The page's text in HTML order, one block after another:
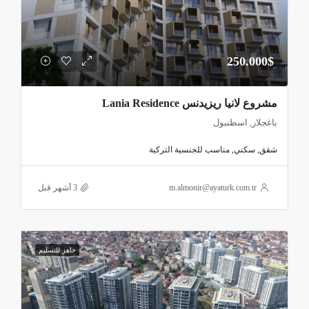
أمن وحراسة 24/7
كاميرات مراقبة حديثة
مواقف سيارات مغلقة
نظام إنذار للحريق
مساحات خضراء داخلية
المشروع
يمتد المشروع على أرض تبلغ مساحتها 12.000 متر مربع، وقد
250.000$
مشروع لانيا ريزيدنس Lania Residence
باغجلار, اسطنبول
شقق, سكني, مناسب للجنسية التركية
m.almonir@ayaturk.com.tr
جاهز للتسليم